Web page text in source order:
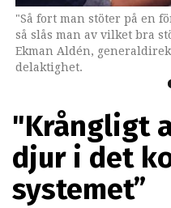
"Så fort man stöter på en
så slås man av vilket bra
Ekman Aldén,
delaktighet.
"Så fort man stöter på en
så slås man av vilket bra
Ekman Aldén,
delaktighet.
"Krångligt
djur i det
systemet”